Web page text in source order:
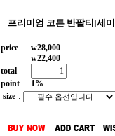
프리미엄 코튼 반팔티[세
price w28,000
w22,400
total
point
1%
size :